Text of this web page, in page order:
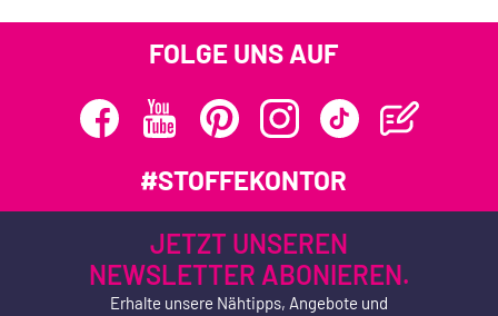
FOLGE UNS AUF
#STOFFEKONTOR
JETZT UNSEREN
NEWSLETTER ABONIEREN.
Erhalte unsere Nähtipps, Angebote und